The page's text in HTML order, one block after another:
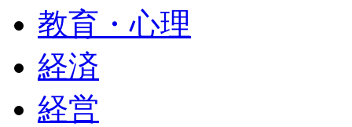
教育・心理
経済
経営